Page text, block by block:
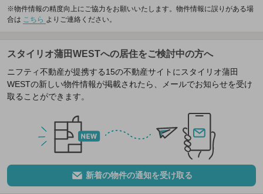
※物件情報の精度向上にご協力をお願いいたします。物件情報に誤りがある場
合は こちら よりご連絡ください。
スタイリオ蒲田WESTへの居住をご検討中の方へ
ニフティ不動産が提携する15の不動産サイトにスタイリオ蒲田
WESTの新しい物件情報が掲載されたら、メールでお知らせを受け
取ることができます。
新着の物件の通知を受け取る